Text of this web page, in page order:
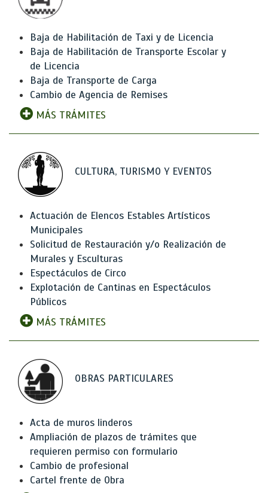
Baja de Habilitación de Taxi y de Licencia
Baja de Habilitación de Transporte Escolar y
de Licencia
Baja de Transporte de Carga
Cambio de Agencia de Remises
MÁS TRÁMITES
CULTURA, TURISMO Y EVENTOS
Actuación de Elencos Estables Artísticos
Municipales
Solicitud de Restauración y/o Realización de
Murales y Esculturas
Espectáculos de Circo
Explotación de Cantinas en Espectáculos
Públicos
MÁS TRÁMITES
OBRAS PARTICULARES
Acta de muros linderos
Ampliación de plazos de trámites que
requieren permiso con formulario
Cambio de profesional
Cartel frente de Obra